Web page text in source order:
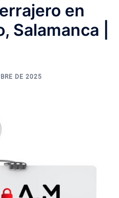
en
Salamanca |
DE 2025